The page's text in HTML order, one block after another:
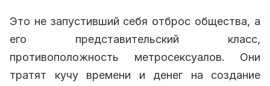
Это не запустивший себя отброс общества, а
его представительский класс,
противоположность метросексуалов. Они
тратят кучу времени и денег на создание